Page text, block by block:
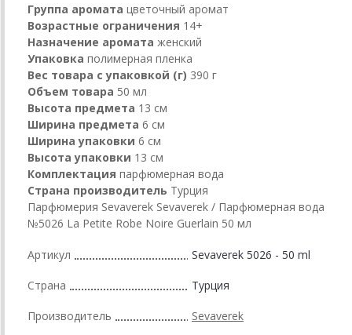
Группа аромата цветочный аромат
Возрастные ограничения 14+
Назначение аромата женский
Упаковка полимерная пленка
Вес товара с упаковкой (г) 390 г
Объем товара 50 мл
Высота предмета 13 см
Ширина предмета 6 см
Ширина упаковки 6 см
Высота упаковки 13 см
Комплектация парфюмерная вода
Страна производитель Турция
Парфюмерия Sevaverek Sevaverek / Парфюмерная вода
№5026 La Petite Robe Noire Guerlain 50 мл
Артикул Sevaverek 5026 - 50 ml
Страна Турция
Производитель Sevaverek